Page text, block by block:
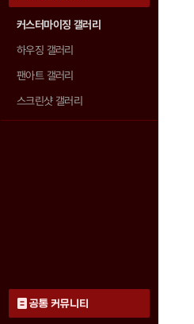
커스터마이징 갤러리
하우징 갤러리
팬아트 갤러리
스크린샷 갤러리
공통 커뮤니티